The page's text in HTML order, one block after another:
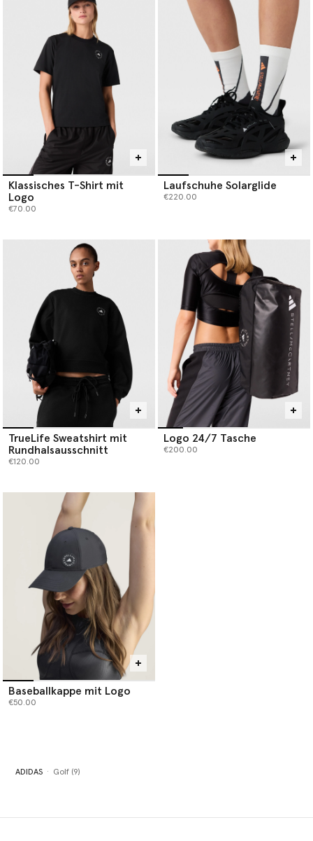
Klassisches T-Shirt mit
Logo
€70.00
Laufschuhe Solarglide
€220.00
TrueLife Sweatshirt mit
Rundhalsausschnitt
€120.00
Logo 24/7 Tasche
€200.00
Baseballkappe mit Logo
€50.00
ADIDAS Golf (9)